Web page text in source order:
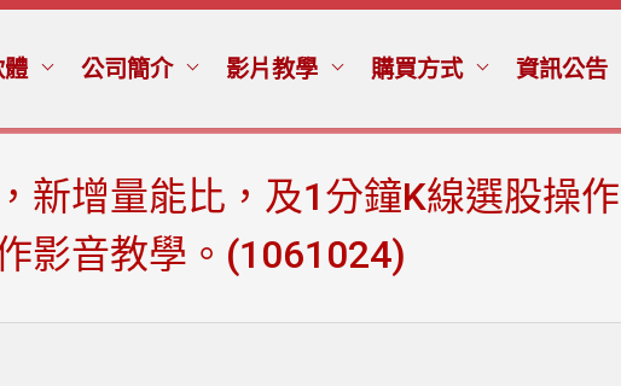
公司簡介 影片教學 購買方式 資訊公告
新增量能比，及1分鐘K線選股操
影音教學。(1061024)